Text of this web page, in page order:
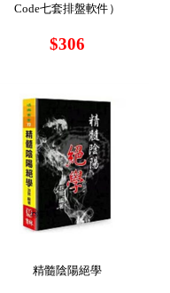
Code七套排盤軟件）
$306
精髓陰陽絕學